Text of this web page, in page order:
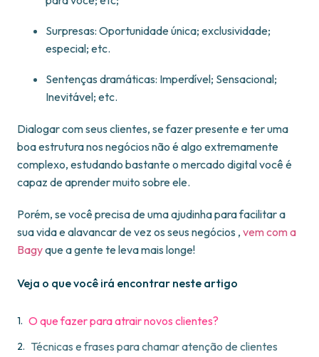
Surpresas: Oportunidade única; exclusividade;
especial; etc.
Sentenças dramáticas: Imperdível; Sensacional;
Inevitável; etc.
Dialogar com seus clientes, se fazer presente e ter uma
boa estrutura nos negócios não é algo extremamente
complexo, estudando bastante o mercado digital você é
capaz de aprender muito sobre ele.
Porém, se você precisa de uma ajudinha para facilitar a
sua vida e alavancar de vez os seus negócios , vem com a
Bagyque a gente te leva mais longe!
Veja o que você irá encontrar neste artigo
O que fazer para atrair novos clientes?
Técnicas e frases para chamar atenção de clientes